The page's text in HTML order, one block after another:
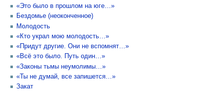
«Это было в прошлом на юге…»
Бездомье (неоконченное)
Молодость
«Кто украл мою молодость…»
«Придут другие. Они не вспомнят…»
«Всё это было. Путь один…»
«Законы тьмы неумолимы…»
«Ты не думай, все запишется…»
Закат